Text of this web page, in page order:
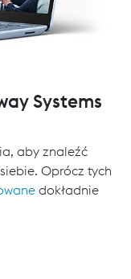
Systems
aby znaleźć
Oprócz tych
dokładnie